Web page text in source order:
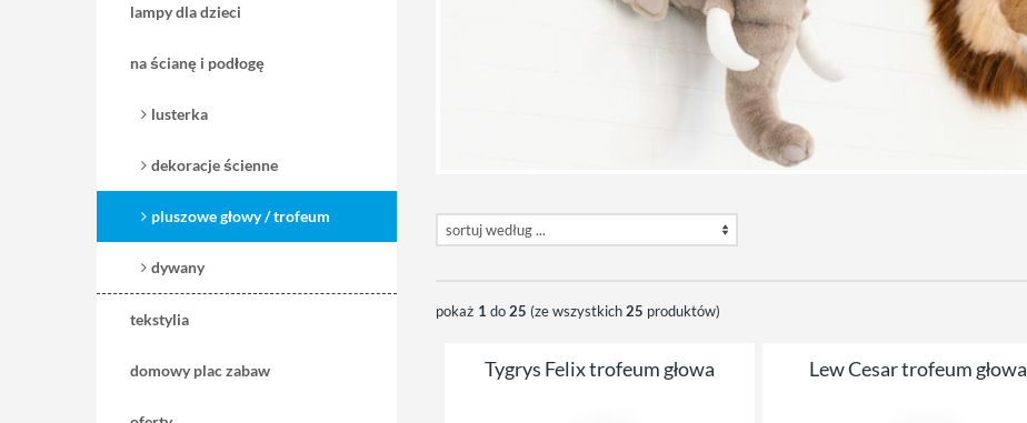
pokaż 1 do25 (ze wszystkich25 produktów)
Tygrys Felix trofeum głowa Lew Cesar trofeum głowa
lampy dla dzieci
na ścianę i podłogę
lusterka
dekoracje ścienne
pluszowe głowy / trofeum
dywany
tekstylia
domowy plac zabaw